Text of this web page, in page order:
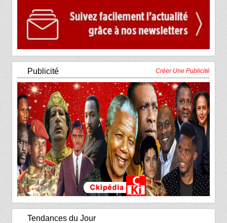
Publicité Créer Une Publicité
Tendances du Jour